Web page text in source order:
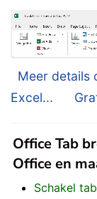
Meer details
Excel...
Office Tab
Office en
Schakel